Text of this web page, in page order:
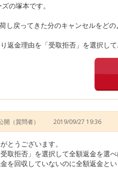
の塚本です。
し戻ってきた分のキャンセルをど
返金理由を「受取拒否」を選択
開 （質問者） 2019/09/27 19:36
とうございます。
取拒否」を選択して全額返金を選
を回収していないのに全額返金